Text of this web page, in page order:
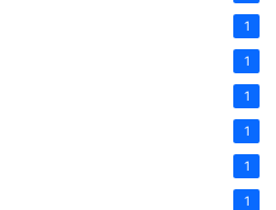
1
1
1
1
1
1